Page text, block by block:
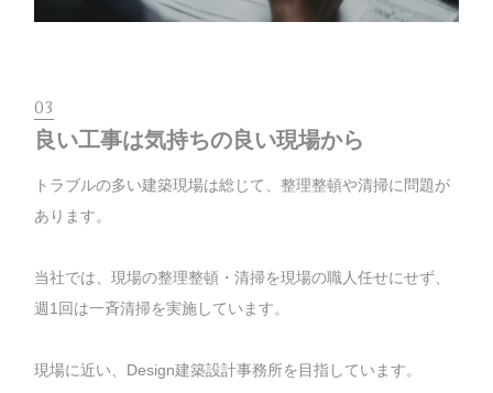
03
良い工事は気持ちの良い現場から
トラブルの多い建築現場は総じて、整理整頓や清掃に問題が
あります。
当社では、現場の整理整頓・清掃を現場の職人任せにせず、
週1回は一斉清掃を実施しています。
現場に近い、Design建築設計事務所を目指しています。